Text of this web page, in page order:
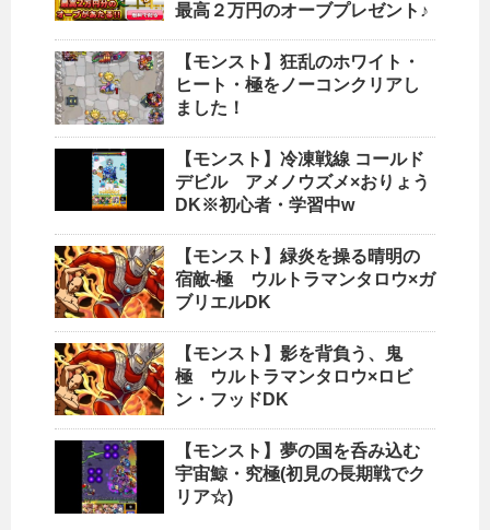
最高２万円のオーブプレゼント♪
【モンスト】狂乱のホワイト・
ヒート・極をノーコンクリアし
ました！
【モンスト】冷凍戦線 コールド
デビル アメノウズメ×おりょう
DK※初心者・学習中w
【モンスト】緑炎を操る晴明の
宿敵-極 ウルトラマンタロウ×ガ
ブリエルDK
【モンスト】影を背負う、鬼
極 ウルトラマンタロウ×ロビ
ン・フッドDK
【モンスト】夢の国を呑み込む
宇宙鯨・究極(初見の長期戦でク
リア☆)